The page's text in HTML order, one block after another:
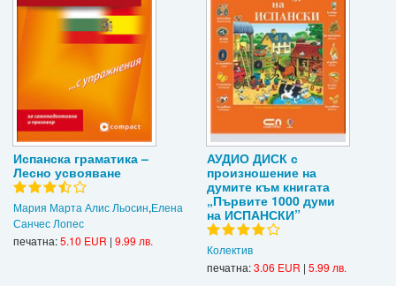
Испанска граматика –
Лесно усвояване
Мария Марта Алис Льосин,Елена
Санчес Лопес
печатна:5.10 EUR | 9.99 лв.
АУДИО ДИСК с
произношение на
думите към книгата
„Първите 1000 думи
на ИСПАНСКИ”
Колектив
печатна:3.06 EUR | 5.99 лв.